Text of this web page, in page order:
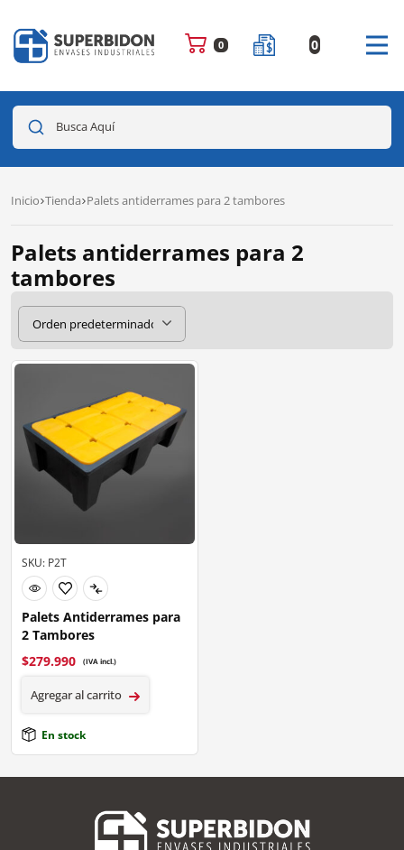
0 0
Busca Aquí
Inicio Tienda Palets antiderrames para 2 tambores
Palets antiderrames para 2
tambores
SKU: P2T
Palets Antiderrames para
2 Tambores
$279.990 (IVA incl.)
Agregar al carrito
En stock